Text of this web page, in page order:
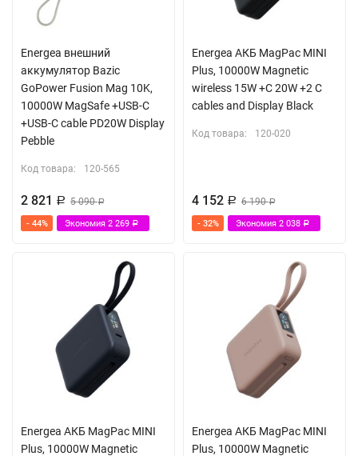
Energea внешний
аккумулятор Bazic
GoPower Fusion Mag 10K,
10000W MagSafe +USB-C
+USB-C cable PD20W Display
Pebble
Код товара: 120-565
2 821 Р 5 090Р
- 44% Экономия 2 269 Р
Energea АКБ MagPac MINI
Plus, 10000W Magnetic
wireless 15W +С 20W +2 C
cables and Display Black
Код товара: 120-020
4 152 Р 6 190Р
- 32% Экономия 2 038 Р
Energea АКБ MagPac MINI
Plus, 10000W Magnetic
Energea АКБ MagPac MINI
Plus, 10000W Magnetic